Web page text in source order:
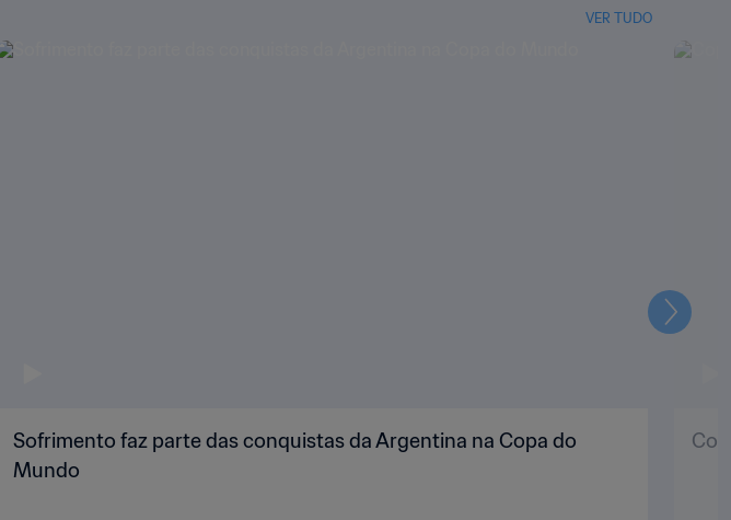
VER TUDO
Sofrimento faz parte das conquistas da Argentina na Copa do
Mundo